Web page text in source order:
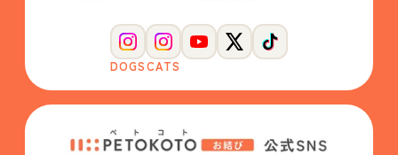
DOGSCATS